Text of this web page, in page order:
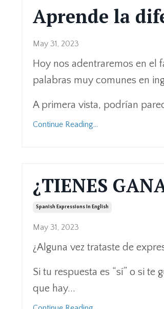
Aprende la
May 31, 2023
Hoy nos adentraremos en el
palabras muy comunes en
A primera vista, podrían
Continue Reading...
¿TIENES
Spanish Expressions In English
May 31, 2023
¿Alguna vez trataste de
Si tu respuesta es “sí” o si
que hay...